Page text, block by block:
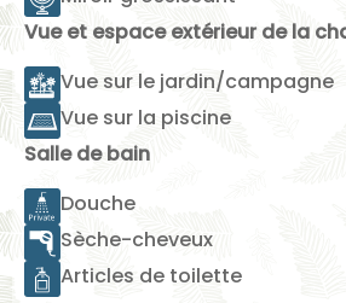
Vue et espace extérieur de la
Vue sur le jardin/campagne
Vue sur la piscine
Salle de bain
Douche
Sèche-cheveux
Articles de toilette